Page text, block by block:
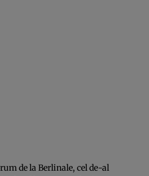
de la Berlinale, cel de-al